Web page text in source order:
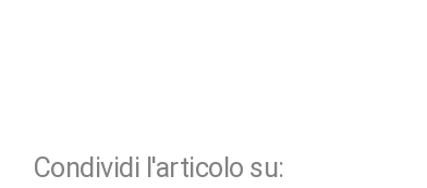
Condividi l'articolo su: